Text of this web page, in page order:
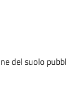
del suolo